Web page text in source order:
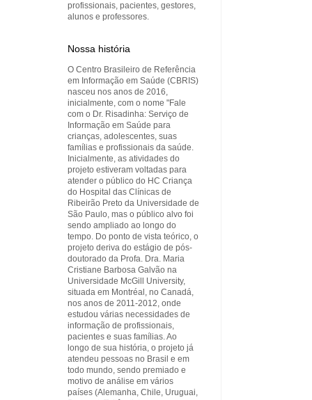
profissionais, pacientes, gestores,
alunos e professores.
Nossa história
O Centro Brasileiro de Referência
em Informação em Saúde (CBRIS)
nasceu nos anos de 2016,
inicialmente, com o nome "Fale
com o Dr. Risadinha: Serviço de
Informação em Saúde para
crianças, adolescentes, suas
famílias e profissionais da saúde.
Inicialmente, as atividades do
projeto estiveram voltadas para
atender o público do HC Criança
do Hospital das Clínicas de
Ribeirão Preto da Universidade de
São Paulo, mas o público alvo foi
sendo ampliado ao longo do
tempo. Do ponto de vista teórico, o
projeto deriva do estágio de pós-
doutorado da Profa. Dra. Maria
Cristiane Barbosa Galvão na
Universidade McGill University,
situada em Montréal, no Canadá,
nos anos de 2011-2012, onde
estudou várias necessidades de
informação de profissionais,
pacientes e suas famílias. Ao
longo de sua história, o projeto já
atendeu pessoas no Brasil e em
todo mundo, sendo premiado e
motivo de análise em vários
países (Alemanha, Chile, Uruguai,